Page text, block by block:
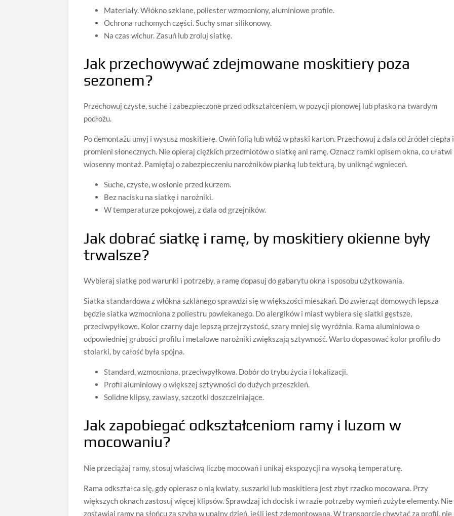
Materiały. Włókno szklane, poliester wzmocniony, aluminiowe profile.
Ochrona ruchomych części. Suchy smar silikonowy.
Na czas wichur. Zasuń lub zroluj siatkę.
Jak przechowywać zdejmowane moskitiery poza
sezonem?
Przechowuj czyste, suche i zabezpieczone przed odkształceniem, w pozycji pionowej lub płasko na twardym
podłożu.
Po demontażu umyj i wysusz moskitierę. Owiń folią lub włóż w płaski karton. Przechowuj z dala od źródeł ciepła i
promieni słonecznych. Nie opieraj ciężkich przedmiotów o siatkę ani ramę. Oznacz ramki opisem okna, co ułatwi
wiosenny montaż. Pamiętaj o zabezpieczeniu narożników pianką lub tekturą, by uniknąć wgnieceń.
Suche, czyste, w osłonie przed kurzem.
Bez nacisku na siatkę i narożniki.
W temperaturze pokojowej, z dala od grzejników.
Jak dobrać siatkę i ramę, by moskitiery okienne były
trwalsze?
Wybieraj siatkę pod warunki i potrzeby, a ramę dopasuj do gabarytu okna i sposobu użytkowania.
Siatka standardowa z włókna szklanego sprawdzi się w większości mieszkań. Do zwierząt domowych lepsza
będzie siatka wzmocniona z poliestru powlekanego. Do alergików i miast wybiera się siatki gęstsze,
przeciwpyłkowe. Kolor czarny daje lepszą przejrzystość, szary mniej się wyróżnia. Rama aluminiowa o
odpowiedniej grubości profilu i metalowe narożniki zwiększają sztywność. Warto dopasować kolor profilu do
stolarki, by całość była spójna.
Standard, wzmocniona, przeciwpyłkowa. Dobór do trybu życia i lokalizacji.
Profil aluminiowy o większej sztywności do dużych przeszkleń.
Solidne klipsy, zawiasy, szczotki doszczelniające.
Jak zapobiegać odkształceniom ramy i luzom w
mocowaniu?
Nie przeciążaj ramy, stosuj właściwą liczbę mocowań i unikaj ekspozycji na wysoką temperaturę.
Rama odkształca się, gdy opierasz o nią kwiaty, suszarki lub moskitiera jest zbyt rzadko mocowana. Przy
większych oknach zastosuj więcej klipsów. Sprawdzaj ich docisk i w razie potrzeby wymień zużyte elementy. Nie
zostawiaj ramy na słońcu za szybą w upalny dzień, jeśli jest zdemontowana. W transporcie chwytać za profil, nie